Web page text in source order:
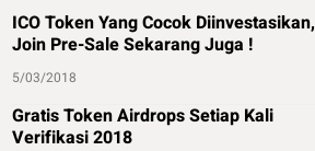
ICO Token Yang Cocok Diinvestasikan,
Join Pre-Sale Sekarang Juga !
5/03/2018
Gratis Token Airdrops Setiap Kali
Verifikasi 2018